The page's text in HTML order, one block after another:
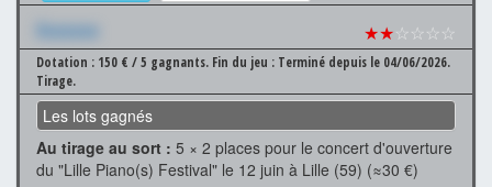
Xxxxxxx ★★☆☆☆☆
Dotation : 150 € / 5 gagnants. Fin du jeu : Terminé depuis le 04/06/2026.
Tirage.
Les lots gagnés
Au tirage au sort : 5 × 2 places pour le concert d'ouverture
du "Lille Piano(s) Festival" le 12 juin à Lille (59) (≈30 €)